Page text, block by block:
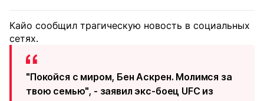
Кайо сообщил трагическую новость в социальных
сетях.
"Покойся с миром, Бен Аскрен. Молимся за
твою семью", - заявил экс-боец UFC из